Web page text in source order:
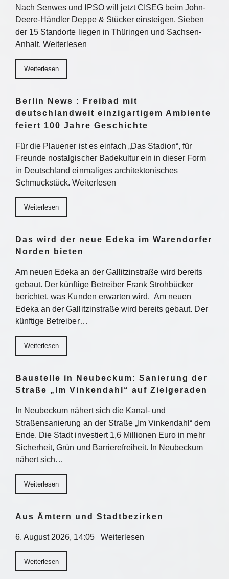
Nach Senwes und IPSO will jetzt CISEG beim John-
Deere-Händler Deppe & Stücker einsteigen. Sieben
der 15 Standorte liegen in Thüringen und Sachsen-
Anhalt. Weiterlesen
Weiterlesen
Berlin News : Freibad mit
deutschlandweit einzigartigem Ambiente
feiert 100 Jahre Geschichte
Für die Plauener ist es einfach „Das Stadion“, für
Freunde nostalgischer Badekultur ein in dieser Form
in Deutschland einmaliges architektonisches
Schmuckstück. Weiterlesen
Weiterlesen
Das wird der neue Edeka im Warendorfer
Norden bieten
Am neuen Edeka an der Gallitzinstraße wird bereits
gebaut. Der künftige Betreiber Frank Strohbücker
berichtet, was Kunden erwarten wird. Am neuen
Edeka an der Gallitzinstraße wird bereits gebaut. Der
künftige Betreiber…
Weiterlesen
Baustelle in Neubeckum: Sanierung der
Straße „Im Vinkendahl“ auf Zielgeraden
In Neubeckum nähert sich die Kanal- und
Straßensanierung an der Straße „Im Vinkendahl“ dem
Ende. Die Stadt investiert 1,6 Millionen Euro in mehr
Sicherheit, Grün und Barrierefreiheit. In Neubeckum
nähert sich…
Weiterlesen
Aus Ämtern und Stadtbezirken
6. August 2026, 14:05 Weiterlesen
Weiterlesen